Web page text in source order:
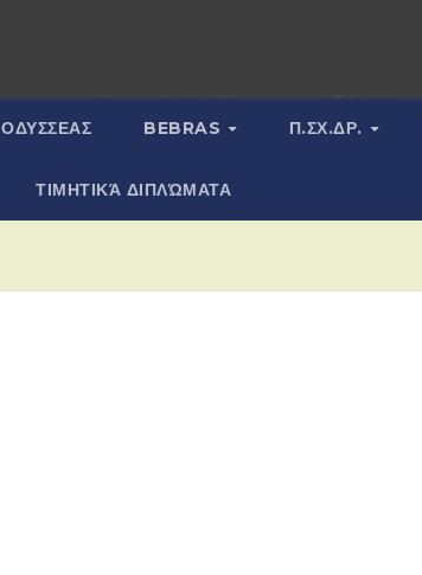
ΟΔΥΣΣΕΑΣ BEBRAS Π.ΣΧ.ΔΡ.
ΤΙΜΗΤΙΚΆ ΔΙΠΛΏΜΑΤΑ